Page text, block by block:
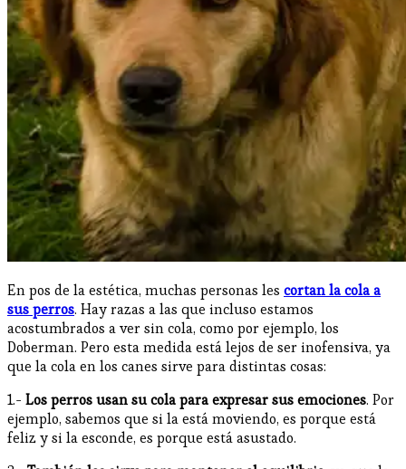
En pos de la estética, muchas personas les cortan la cola a
sus perros. Hay razas a las que incluso estamos
acostumbrados a ver sin cola, como por ejemplo, los
Doberman. Pero esta medida está lejos de ser inofensiva, ya
que la cola en los canes sirve para distintas cosas:
1.- Los perros usan su cola para expresar sus emociones. Por
ejemplo, sabemos que si la está moviendo, es porque está
feliz y si la esconde, es porque está asustado.